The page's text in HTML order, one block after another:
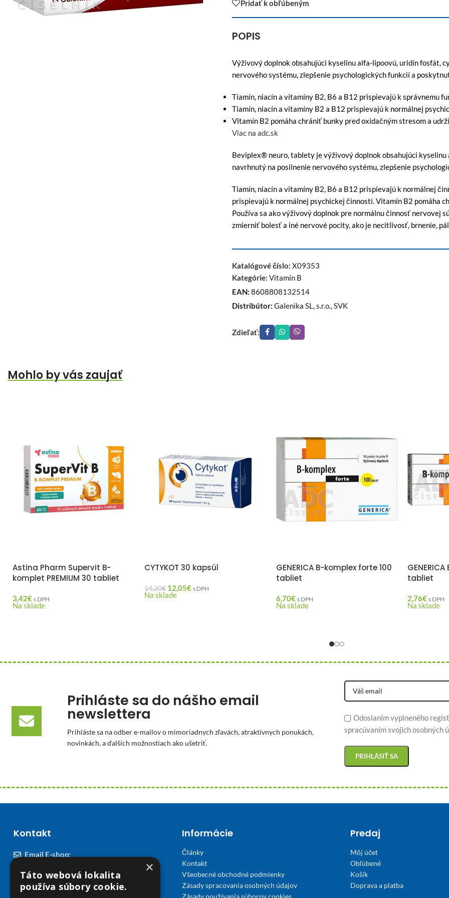
Pridať k obľúbeným
POPIS
Výživový doplnok obsahujúci kyselinu alfa-lipoovú, uridín fosfát,
nervového systému, zlepšenie psychologických funkcií a
Tiamín, niacín a vitamíny B2, B6 a B12 prispievajú k správnemu
Tiamín, niacín a vitamíny B2 a B12 prispievajú k normálnej
Vitamín B2 pomáha chrániť bunky pred oxidačným stresom a
Viac na adc.sk
Beviplex® neuro, tablety je výživový doplnok obsahujúci
navrhnutý na posilnenie nervového systému, zlepšenie
Tiamín, niacín a vitamíny B2, B6 a B12 prispievajú k normálnej
prispievajú k normálnej psychickej činnosti. Vitamín B2 pomáha
Používa sa ako výživový doplnok pre normálnu činnosť nervovej
zmierniť bolesť a iné nervové pocity, ako je necitlivosť, brnenie,
Katalógové číslo: X09353
Kategórie: Vitamín B
EAN: 8608808132514
Distribútor: Galenika SL, s.r.o., SVK
Zdieľať:
Mohlo by vás zaujať
Astina Pharm Supervit B-
komplet PREMIUM 30 tabliet
3,42€ s DPH
Na sklade
CYTYKOT 30 kapsúl
14,20€ 12,05€ s DPH
Na sklade
GENERICA B-komplex forte 100
tabliet
6,70€ s DPH
Na sklade
tabliet
2,76€ s DPH
Na sklade
Prihláste sa do nášho email
newslettera
Prihláste sa na odber e-mailov o mimoriadnych zľavách, atraktívnych ponukách,
novinkách, a ďalších možnostiach ako ušetriť.
Odoslaním vyplneného
spracúvaním svojich osobných
Kontakt
Email E-shop:
podpora@viplekaren.sk
Telefón E-shop:
Informácie
Články
Kontakt
Všeobecné obchodné podmienky
Zásady spracovania osobných údajov
Predaj
Môj účet
Obľúbené
Košík
Doprava a platba
×
Táto webová lokalita
používa súbory cookie.